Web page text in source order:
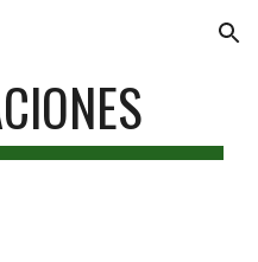
Skip to navigation